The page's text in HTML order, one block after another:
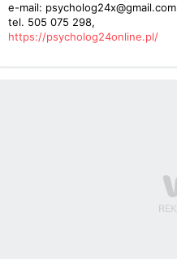
e-mail: psycholog24x@gmail.com
tel. 505 075 298,
https://psycholog24online.pl/